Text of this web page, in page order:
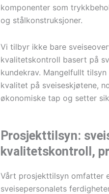
komponenter som
og stålkonstruksjoner.
Vi tilbyr ikke bare
kvalitetskontroll basert på
kundekrav. Mangelfullt
kvalitet på sveiseskjøtene,
økonomiske tap og setter
Prosjekttilsyn:
kvalitetskontroll,
Vårt prosjekttilsyn omfatter
sveisepersonalets